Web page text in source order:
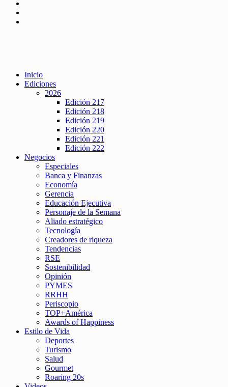
Inicio
Ediciones
2026
Edición 217
Edición 218
Edición 219
Edición 220
Edición 221
Edición 222
Negocios
Especiales
Banca y Finanzas
Economía
Gerencia
Educación Ejecutiva
Personaje de la Semana
Aliado estratégico
Tecnología
Creadores de riqueza
Tendencias
RSE
Sostenibilidad
Opinión
PYMES
RRHH
Periscopio
TOP+América
Awards of Happiness
Estilo de Vida
Deportes
Turismo
Salud
Gourmet
Roaring 20s